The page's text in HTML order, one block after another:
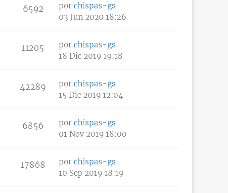
6592 por chispas-gs
03 Jun 2020 18:26
11205 por chispas-gs
18 Dic 2019 19:18
42289 por chispas-gs
15 Dic 2019 12:04
6856 por chispas-gs
01 Nov 2019 18:00
17868 por chispas-gs
10 Sep 2019 18:19